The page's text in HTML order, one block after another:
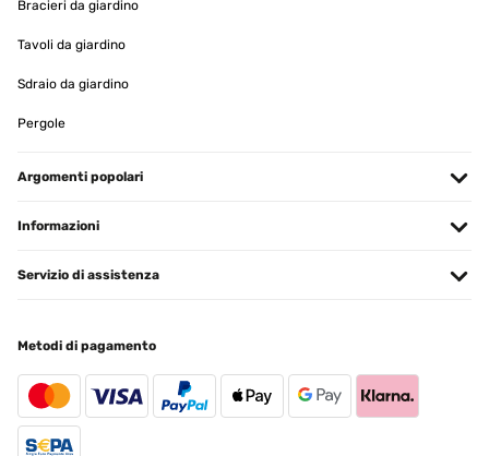
Bracieri da giardino
Tavoli da giardino
Sdraio da giardino
Pergole
Argomenti popolari
Informazioni
Servizio di assistenza
Metodi di pagamento